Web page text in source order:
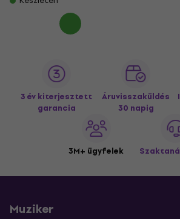
3 év kiterjesztett
garancia
Áruvisszaküldés
30 napig
3M+ ügyfelek
Muziker